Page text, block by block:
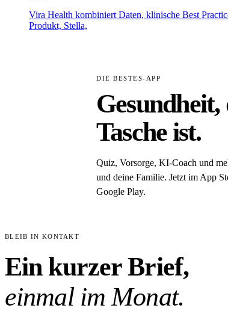
Vira Health kombiniert Daten, klinische Best
Produkt, Stella,
DIE BESTES-APP
Gesundheit,
Tasche ist.
Quiz, Vorsorge, KI-Coach und
und deine Familie. Jetzt im App
Google Play.
BLEIB IN KONTAKT
Ein kurzer Brief,
einmal im Monat.